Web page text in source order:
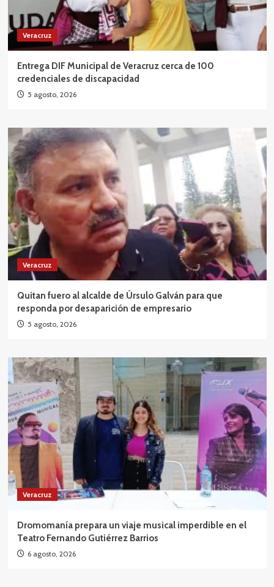
Veracruz
Entrega DIF Municipal de Veracruz cerca de 100
credenciales de discapacidad
5 agosto, 2026
Veracruz
Quitan fuero al alcalde de Úrsulo Galván para que
responda por desaparición de empresario
5 agosto, 2026
Veracruz
Dromomanía prepara un viaje musical imperdible en el
Teatro Fernando Gutiérrez Barrios
6 agosto, 2026